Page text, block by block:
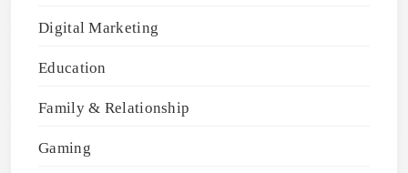
Digital Marketing
Education
Family & Relationship
Gaming